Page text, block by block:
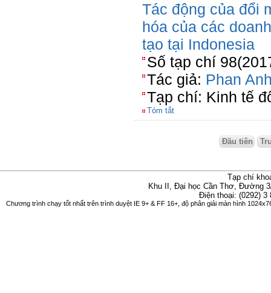
Tác động của đổi
hóa của các
tạo tại Indonesia
Số tạp chí
Tác giả: Phan
Tạp chí: Kinh tế
Tóm tắt
Đầu tiên
Tạp chí
Khu II, Đại học Cần Thơ, Đường
Điện thoại: (0292)
Chương trình chạy tốt nhất trên trình duyệt IE 9+ & FF 16+, độ phân giải màn hình